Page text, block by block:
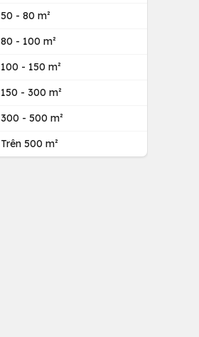
50 - 80 m²
80 - 100 m²
100 - 150 m²
150 - 300 m²
300 - 500 m²
Trên 500 m²